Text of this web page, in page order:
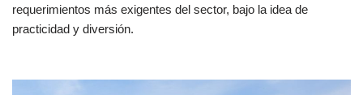
requerimientos más exigentes del sector, bajo la idea de
practicidad y diversión.